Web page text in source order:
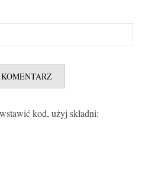
kod, użyj składni: